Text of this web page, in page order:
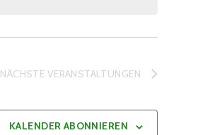
NÄCHSTE VERANSTALTUNGEN
KALENDER ABONNIEREN